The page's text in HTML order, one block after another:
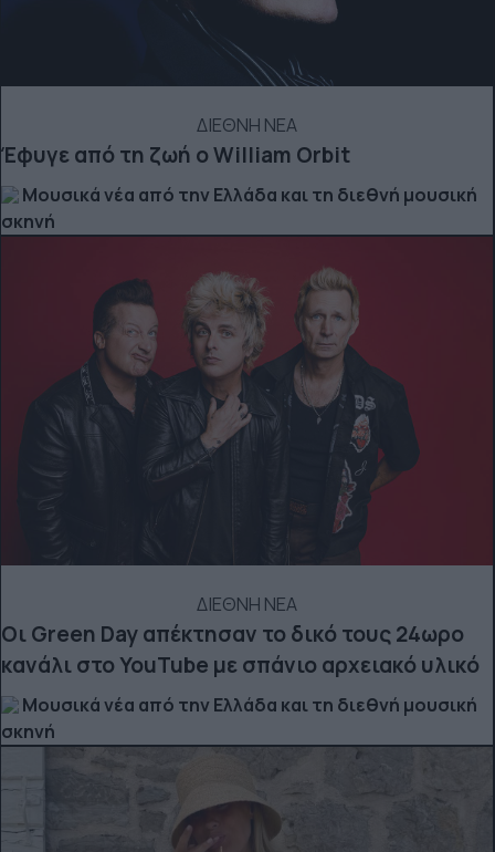
ΔΙΕΘΝΗ ΝΕΑ
Έφυγε από τη ζωή ο William Orbit
Μουσικά νέα από την Ελλάδα και τη διεθνή μουσική
σκηνή
ΔΙΕΘΝΗ ΝΕΑ
Οι Green Day απέκτησαν το δικό τους 24ωρο
κανάλι στο YouTube με σπάνιο αρχειακό υλικό
Μουσικά νέα από την Ελλάδα και τη διεθνή μουσική
σκηνή